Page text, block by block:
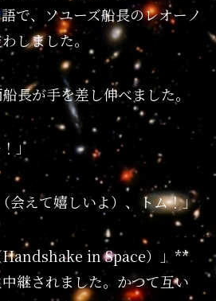
で、ソユーズ船長のレオーノ
しました。
長が手を差し伸べました。
」
会えて嬉しいよ）、トム！」
Handshake in Space）」**
継されました。かつて互い